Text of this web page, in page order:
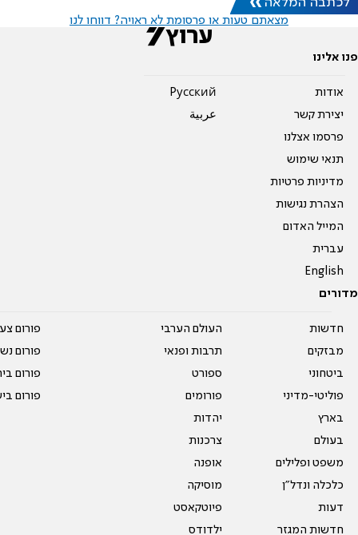
מצאתם טעות או פרסומת לא ראויה? דווחו לנו
פנו אלינו
אודות
יצירת קשר
פרסמו אצלנו
תנאי שימוש
מדיניות פרטיות
הצהרת נגישות
המייל האדום
עברית
English
Pусский
عربية
מדורים
חדשות
מבזקים
ביטחוני
פוליטי-מדיני
בארץ
בעולם
משפט ופלילים
כלכלה ונדל"ן
דעות
חדשות המגזר
העולם הערבי
תרבות ופנאי
ספורט
פורומים
יהדות
צרכנות
אופנה
מוסיקה
פיוטקאסט
ילדודס
פורום
פורום
פורום
פורום